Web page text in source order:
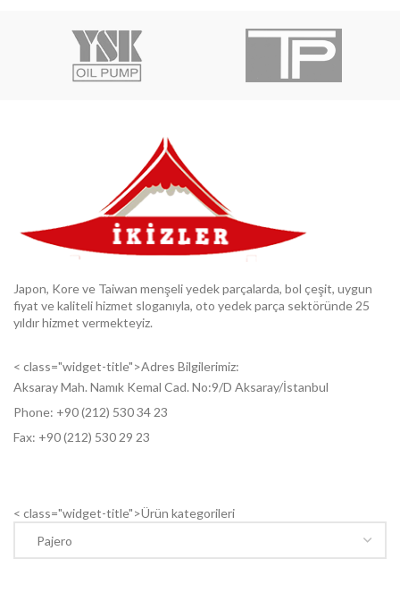
Japon, Kore ve Taiwan menşeli yedek parçalarda, bol çeşit, uygun
fiyat ve kaliteli hizmet sloganıyla, oto yedek parça sektöründe 25
yıldır hizmet vermekteyiz.
< class="widget-title">Adres Bilgilerimiz:
Aksaray Mah. Namık Kemal Cad. No:9/D Aksaray/İstanbul
Phone: +90 (212) 530 34 23
Fax: +90 (212) 530 29 23
< class="widget-title">Ürün kategorileri